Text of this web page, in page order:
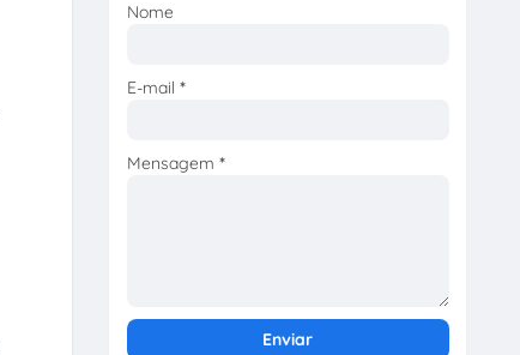
Nome
E-mail *
Mensagem *